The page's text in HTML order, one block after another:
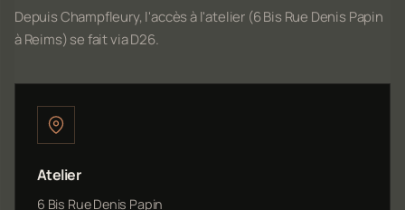
Depuis Champfleury, l'accès à l'atelier (6 Bis Rue Denis Papin
à Reims) se fait via D26.
Atelier
6 Bis Rue Denis Papin